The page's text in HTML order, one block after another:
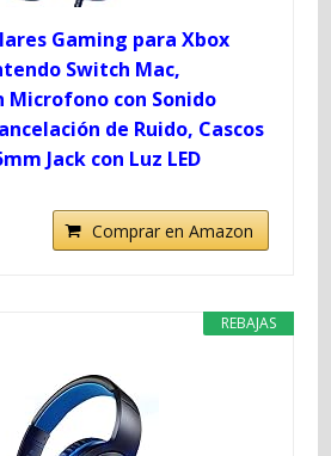
Gaming para Xbox
Switch Mac,
Microfono con Sonido
de Ruido, Cascos
Jack con Luz LED
Comprar en Amazon
REBAJAS